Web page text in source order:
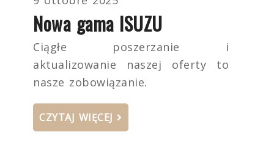
Nowa gama ISUZU
Ciągłe poszerzanie i
aktualizowanie naszej oferty to
nasze zobowiązanie.
CZYTAJ WIĘCEJ